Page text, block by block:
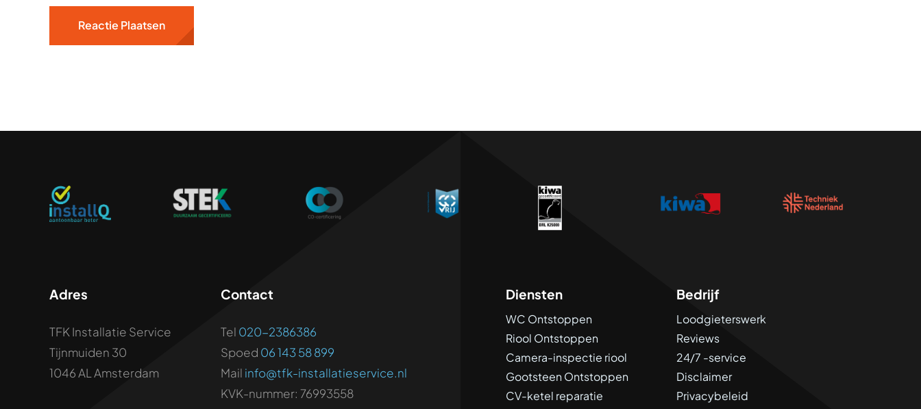
Adres
TFK Installatie Service
Tijnmuiden 30
1046 AL Amsterdam
Contact
Tel 020-2386386
Spoed 06 143 58 899
Mail info@tfk-installatieservice.nl
KVK-nummer: 76993558
Diensten
WC Ontstoppen
Riool Ontstoppen
Camera-inspectie riool
Gootsteen Ontstoppen
CV-ketel reparatie
Bedrijf
Loodgieterswerk
Reviews
24/7 -service
Disclaimer
Privacybeleid